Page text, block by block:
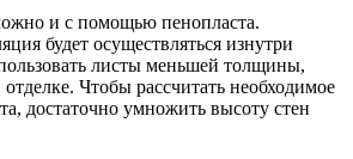
и с помощью пенопласта.
будет осуществляться изнутри
листы меньшей толщины,
Чтобы рассчитать необходимое
достаточно умножить высоту стен